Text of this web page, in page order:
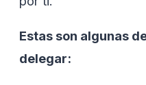
Estas son algunas
delegar: